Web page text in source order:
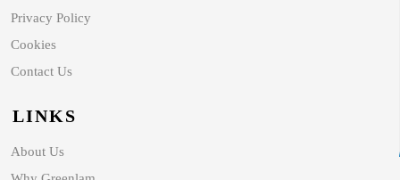
Privacy Policy
Cookies
Contact Us
LINKS
About Us